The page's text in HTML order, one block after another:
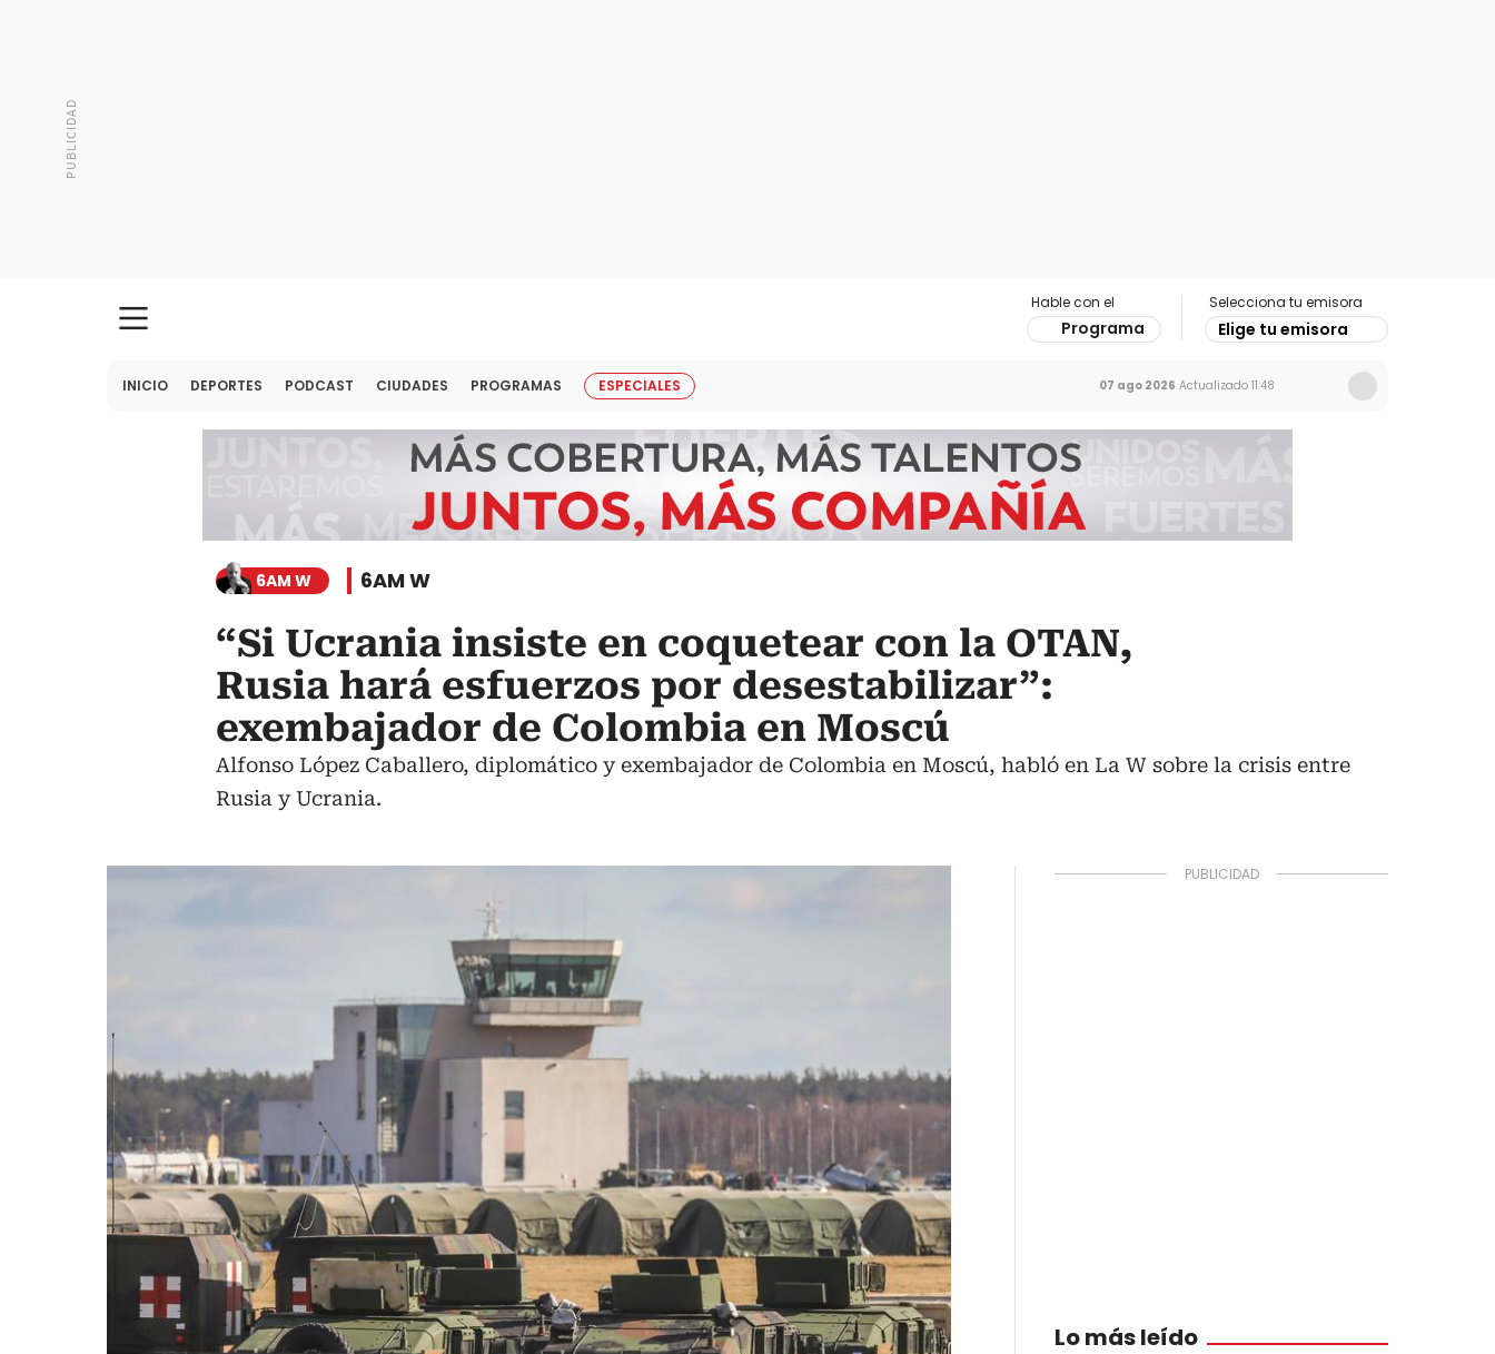
Hable con el
Programa
Selecciona tu emisora
Elige tu emisora
INICIO DEPORTES PODCAST CIUDADES PROGRAMAS ESPECIALES 07 ago 2026 Actualizado 11:48
6AM W 6AM W
“Si Ucrania insiste en coquetear con la OTAN,
Rusia hará esfuerzos por desestabilizar”:
exembajador de Colombia en Moscú
Alfonso López Caballero, diplomático y exembajador de Colombia en Moscú, habló en La W sobre la crisis entre
Rusia y Ucrania.
Lo más leído